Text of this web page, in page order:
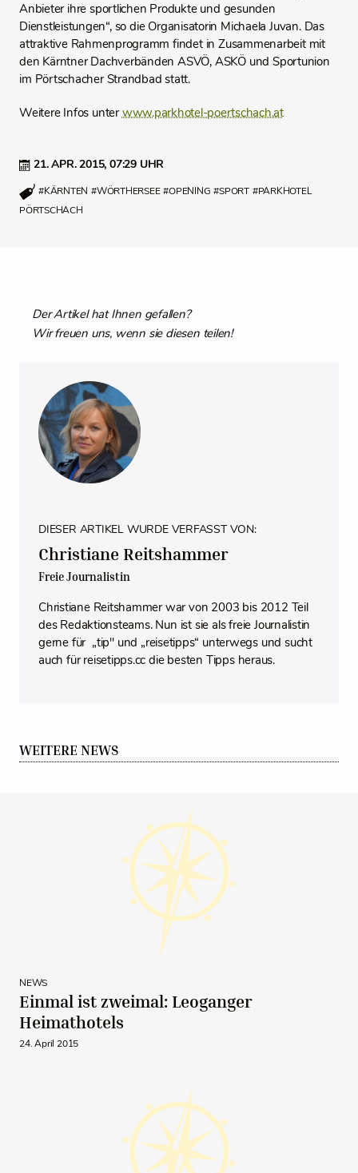
21. APR. 2015, 07:29 UHR
#KÄRNTEN #WÖRTHERSEE #OPENING #SPORT #PARKHOTEL
PÖRTSCHACH
Anbieter ihre sportlichen Produkte und gesunden
Dienstleistungen“, so die Organisatorin Michaela Juvan. Das
attraktive Rahmenprogramm findet in Zusammenarbeit mit
den Kärntner Dachverbänden ASVÖ, ASKÖ und Sportunion
im Pörtschacher Strandbad statt.
Weitere Infos unterwww.parkhotel-poertschach.at
Der Artikel hat Ihnen gefallen?
Wir freuen uns, wenn sie diesen teilen!
DIESER ARTIKEL WURDE VERFASST VON:
Christiane Reitshammer
Freie Journalistin
Christiane Reitshammer war von 2003 bis 2012 Teil
des Redaktionsteams. Nun ist sie als freie Journalistin
gerne für „tip" und „reisetipps“ unterwegs und sucht
auch für reisetipps.cc die besten Tipps heraus.
WEITERE NEWS
NEWS
Einmal ist zweimal: Leoganger
Heimathotels
24. April 2015